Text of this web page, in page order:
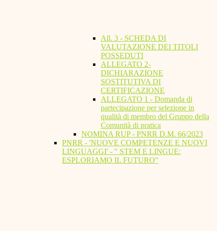
All. 3 - SCHEDA DI
VALUTAZIONE DEI TITOLI
POSSEDUTI
ALLEGATO 2-
DICHIARAZIONE
SOSTITUTIVA DI
CERTIFICAZIONE
ALLEGATO 1 - Domanda di
partecipazione per selezione in
qualità di membro del Gruppo della
Comunità di pratica
NOMINA RUP - PNRR D.M. 66/2023
PNRR - 'NUOVE COMPETENZE E NUOVI
LINGUAGGI' - " STEM E LINGUE:
ESPLORIAMO IL FUTURO"